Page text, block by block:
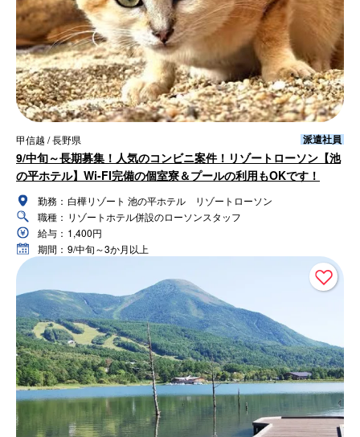
甲信越 / 長野県 派遣社員
9/中旬～長期募集！人気のコンビニ案件！リゾートローソン【池
の平ホテル】Wi-FI完備の個室寮＆プールの利用もOKです！
勤務： 白樺リゾート 池の平ホテル リゾートローソン
職種： リゾートホテル併設のローソンスタッフ
給与： 1,400円
期間： 9/中旬～3か月以上